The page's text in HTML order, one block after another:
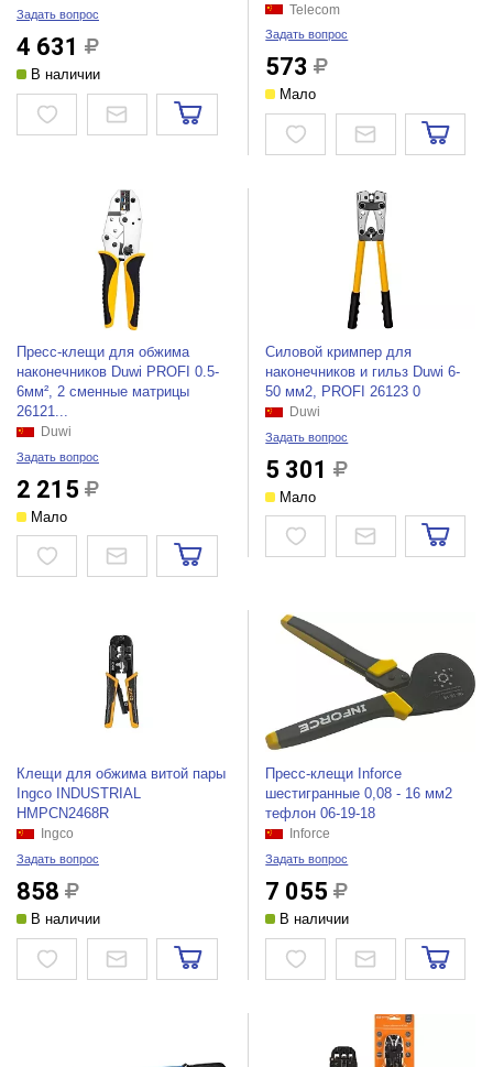
Задать вопрос
4 631
В наличии
Telecom
Задать вопрос
573
Мало
Пресс-клещи для обжима
наконечников Duwi PROFI 0.5-
6мм², 2 сменные матрицы
26121...
Duwi
Задать вопрос
2 215
Мало
Силовой кримпер для
наконечников и гильз Duwi 6-
50 мм2, PROFI 26123 0
Duwi
Задать вопрос
5 301
Мало
Клещи для обжима витой пары
Ingco INDUSTRIAL
HMPCN2468R
Ingco
Задать вопрос
858
В наличии
Пресс-клещи Inforce
шестигранные 0,08 - 16 мм2
тефлон 06-19-18
Inforce
Задать вопрос
7 055
В наличии